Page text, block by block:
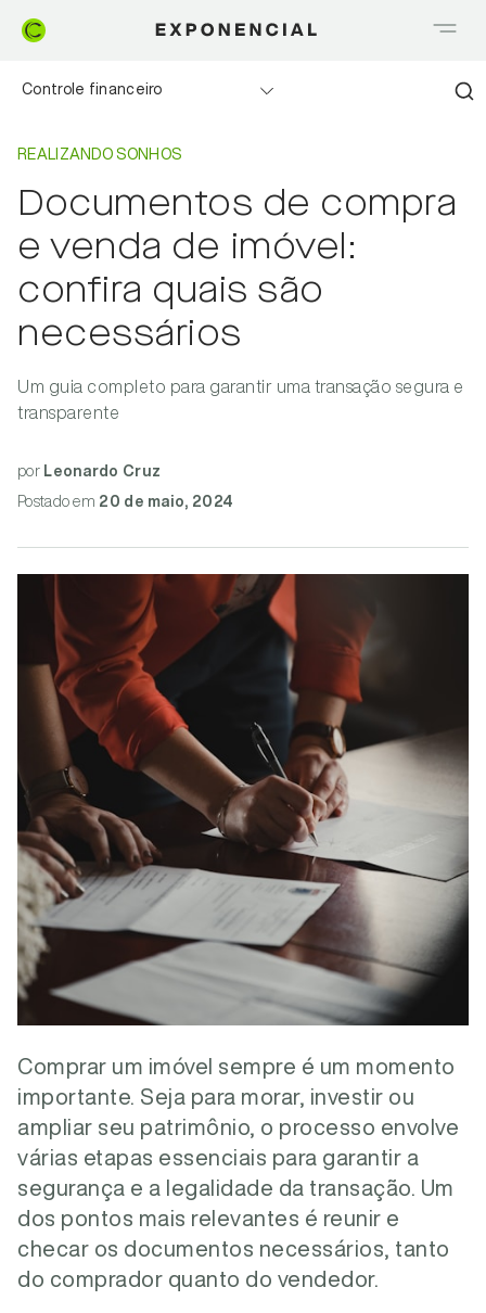
Controle financeiro
Realizando sonhos
Saia do Vermelho
Tudo sobre Crédito
Meu negócio
Home Realizando sonhos
REALIZANDO SONHOS
Documentos de compra
e venda de imóvel:
confira quais são
necessários
Um guia completo para garantir uma transação segura e
transparente
por Leonardo Cruz
Postado em 20 de maio, 2024
Comprar um imóvel sempre é um momento
importante. Seja para morar, investir ou
ampliar seu patrimônio, o processo envolve
várias etapas essenciais para garantir a
segurança e a legalidade da transação. Um
dos pontos mais relevantes é reunir e
checar os documentos necessários, tanto
do comprador quanto do vendedor.